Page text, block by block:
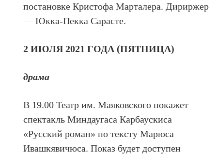
постановке Кристофа Марталера. Дириржер
— Юкка-Пекка Сарасте.
2 ИЮЛЯ 2021 ГОДА (ПЯТНИЦА)
драма
В 19.00 Театр им. Маяковского покажет
спектакль Миндаугаса Карбаускиса
«Русский роман» по тексту Марюса
Ивашкявичюса. Показ будет доступен